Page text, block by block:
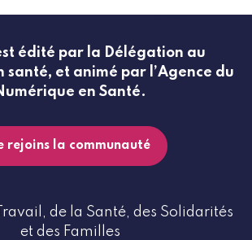
édité par la Délégation au
santé, et animé par l’Agence du
en Santé.
rejoins la communauté
de la Santé, des Solidarités
et des Familles